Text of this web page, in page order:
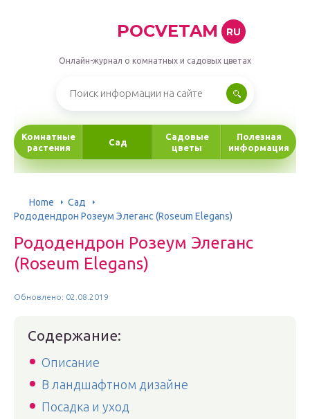
POCVETAM RU
Онлайн-журнал о комнатных и садовых цветах
Комнатные
растения
Сад
Садовые
цветы
Полезная
информация
Home
Сад
Рододендрон Розеум Элеганс (Roseum Elegans)
Рододендрон Розеум Элеганс
(Roseum Elegans)
Обновлено: 02.08.2019
Содержание:
Описание
В ландшафтном дизайне
Посадка и уход